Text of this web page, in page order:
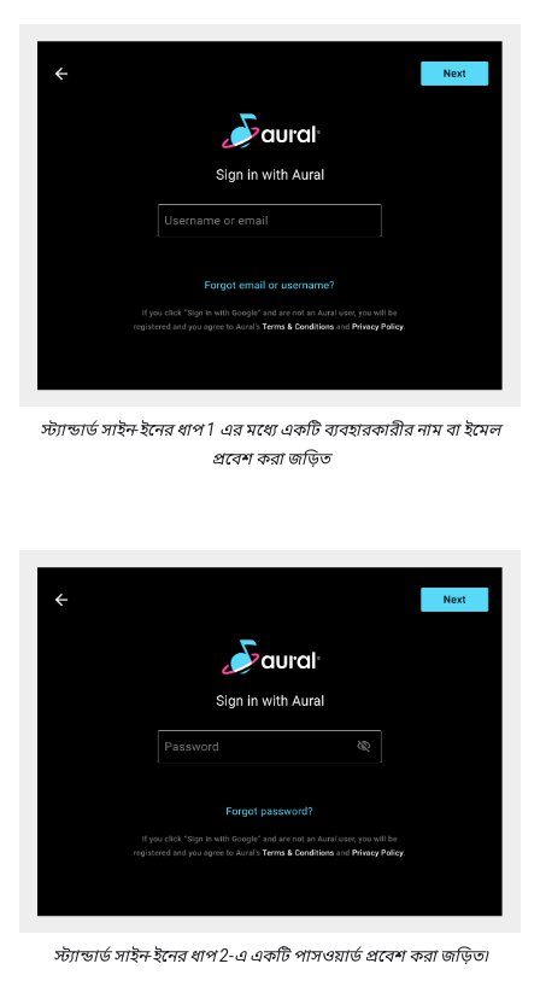
স্ট্যান্ডার্ড সাইন-ইনের ধাপ 1 এর মধ্যে একটি ব্যবহারকারীর নাম বা ইমেল
প্রবেশ করা জড়িত
স্ট্যান্ডার্ড সাইন-ইনের ধাপ 2-এ একটি পাসওয়ার্ড প্রবেশ করা জড়িত৷